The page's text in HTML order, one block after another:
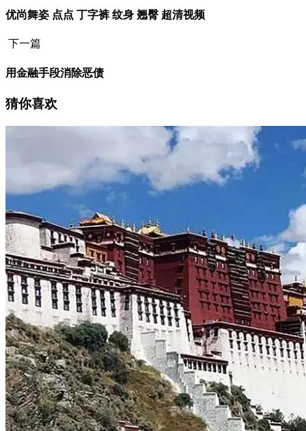
优尚舞姿 点点 丁字裤 纹身 翘臀 超清视频
下一篇
用金融手段消除恶债
猜你喜欢